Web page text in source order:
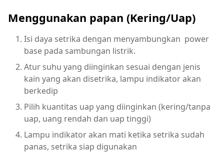
Menggunakan papan (Kering/Uap)
Isi daya setrika dengan menyambungkan power
base pada sambungan listrik.
Atur suhu yang diinginkan sesuai dengan jenis
kain yang akan disetrika, lampu indikator akan
berkedip
Pilih kuantitas uap yang diinginkan (kering/tanpa
uap, uang rendah dan uap tinggi)
Lampu indikator akan mati ketika setrika sudah
panas, setrika siap digunakan